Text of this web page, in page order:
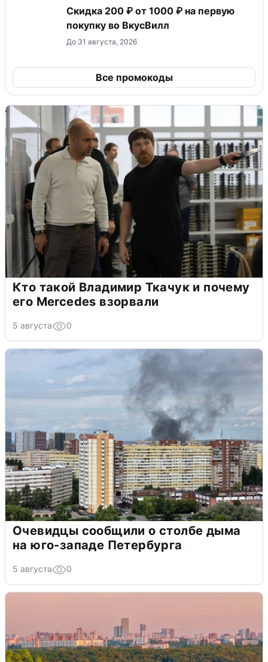
Скидка 200 ₽ от 1000 ₽ на первую
покупку во ВкусВилл
До 31 августа, 2026
Все промокоды
Кто такой Владимир Ткачук и почему
его Mercedes взорвали
5 августа 0
Очевидцы сообщили о столбе дыма
на юго-западе Петербурга
5 августа 0